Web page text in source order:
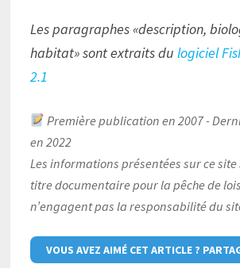
Les paragraphes «description,
habitat» sont extraits du logiciel
2.1
Première publication en 2007 -
en 2022
Les informations présentées sur ce
titre documentaire pour la pêche de
n’engagent pas la responsabilité du
VOUS AVEZ AIMÉ CET ARTICLE ?